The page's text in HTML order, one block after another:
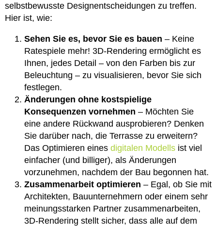
selbstbewusste Designentscheidungen zu treffen.
Hier ist, wie:
Sehen Sie es, bevor Sie es bauen – Keine
Ratespiele mehr! 3D-Rendering ermöglicht es
Ihnen, jedes Detail – von den Farben bis zur
Beleuchtung – zu visualisieren, bevor Sie sich
festlegen.
Änderungen ohne kostspielige
Konsequenzen vornehmen – Möchten Sie
eine andere Rückwand ausprobieren? Denken
Sie darüber nach, die Terrasse zu erweitern?
Das Optimieren eines digitalen Modells ist viel
einfacher (und billiger), als Änderungen
vorzunehmen, nachdem der Bau begonnen hat.
Zusammenarbeit optimieren – Egal, ob Sie mit
Architekten, Bauunternehmern oder einem sehr
meinungsstarken Partner zusammenarbeiten,
3D-Rendering stellt sicher, dass alle auf dem